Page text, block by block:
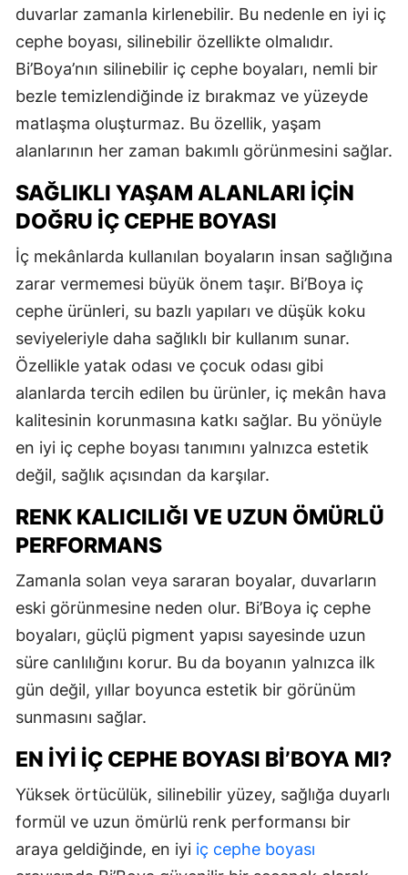
duvarlar zamanla kirlenebilir. Bu nedenle en iyi iç
cephe boyası, silinebilir özellikte olmalıdır.
Bi’Boya’nın silinebilir iç cephe boyaları, nemli bir
bezle temizlendiğinde iz bırakmaz ve yüzeyde
matlaşma oluşturmaz. Bu özellik, yaşam
alanlarının her zaman bakımlı görünmesini sağlar.
SAĞLIKLI YAŞAM ALANLARI İÇIN
DOĞRU İÇ CEPHE BOYASI
İç mekânlarda kullanılan boyaların insan sağlığına
zarar vermemesi büyük önem taşır. Bi’Boya iç
cephe ürünleri, su bazlı yapıları ve düşük koku
seviyeleriyle daha sağlıklı bir kullanım sunar.
Özellikle yatak odası ve çocuk odası gibi
alanlarda tercih edilen bu ürünler, iç mekân hava
kalitesinin korunmasına katkı sağlar. Bu yönüyle
en iyi iç cephe boyası tanımını yalnızca estetik
değil, sağlık açısından da karşılar.
RENK KALICILIĞI VE UZUN ÖMÜRLÜ
PERFORMANS
Zamanla solan veya sararan boyalar, duvarların
eski görünmesine neden olur. Bi’Boya iç cephe
boyaları, güçlü pigment yapısı sayesinde uzun
süre canlılığını korur. Bu da boyanın yalnızca ilk
gün değil, yıllar boyunca estetik bir görünüm
sunmasını sağlar.
EN İYI İÇ CEPHE BOYASI BI’BOYA MI?
Yüksek örtücülük, silinebilir yüzey, sağlığa duyarlı
formül ve uzun ömürlü renk performansı bir
araya geldiğinde, en iyi iç cephe boyası